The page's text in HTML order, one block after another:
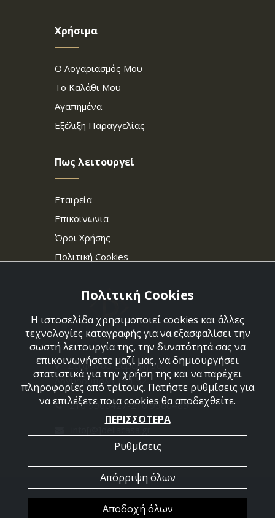
Χρήσιμα
Ο Λογαριασμός Μου
Το Καλάθι Μου
Αγαπημένα
Εξέλιξη Παραγγελίας
Πως λειτουργεί
Εταιρεία
Επικοινωνια
Όροι Χρήσης
Πολιτική Cookies
Στεφάνου Σαράφη 36,
Αργυρούπολη 164 52
210 9960427-210 9960489
2026 @ All Rights Reserved - Dellacasa
Πολιτική Cookies
Η ιστοσελίδα χρησιμοποιεί cookies και άλλες
τεχνολογίες καταγραφής για να εξασφαλίσει την
σωστή λειτουργία της, την δυνατότητά σας να
επικοινωνήσετε μαζί μας, να δημιουργήσει
στατιστικά για την χρήση της και να παρέχει
πληροφορίες από τρίτους. Πατήστε ρυθμίσεις για
να επιλέξετε ποια cookies θα αποδεχθείτε.
ΠΕΡΙΣΣΟΤΕΡΑ
Ρυθμίσεις
Απόρριψη όλων
Αποδοχή όλων